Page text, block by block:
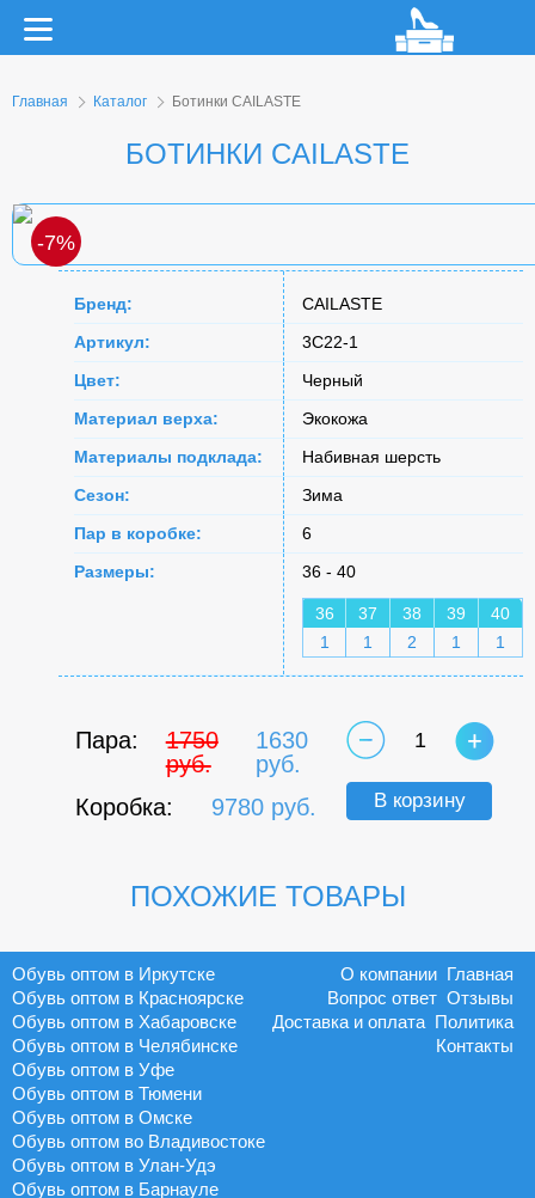
Главная Каталог Ботинки CAILASTE
БОТИНКИ CAILASTE
-7%
Бренд:
CAILASTE
Артикул:
3C22-1
Цвет:
Черный
Материал верха:
Экокожа
Материалы подклада:
Набивная шерсть
Сезон:
Зима
Пар в коробке:
6
Размеры:
36 - 40
36 37 38 39
40
1
1 2 1 1
Пара:
1750
руб.
1630
руб.
Коробка:
9780 руб.
1
В корзину
ПОХОЖИЕ ТОВАРЫ
Обувь оптом в Иркутске
Обувь оптом в Красноярске
Обувь оптом в Хабаровске
Обувь оптом в Челябинске
Обувь оптом в Уфе
Обувь оптом в Тюмени
Обувь оптом в Омске
Обувь оптом во Владивостоке
Обувь оптом в Улан-Удэ
Обувь оптом в Барнауле
Главная
О компании
Отзывы
Вопрос ответ
Политика
Доставка и оплата
Контакты